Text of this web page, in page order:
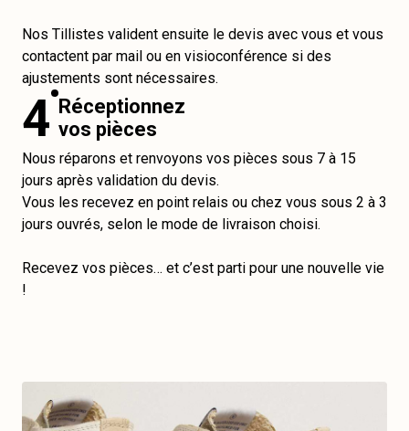
Nos Tillistes valident ensuite le devis avec vous et vous
contactent par mail ou en visioconférence si des
ajustements sont nécessaires.
4 Réceptionnez
vos pièces
Nous réparons et renvoyons vos pièces sous 7 à 15
jours après validation du devis.
Vous les recevez en point relais ou chez vous sous 2 à 3
jours ouvrés, selon le mode de livraison choisi.
Recevez vos pièces… et c’est parti pour une nouvelle vie
!